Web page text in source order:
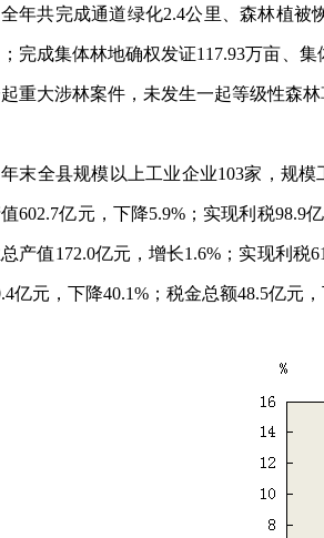
全年共完成通道绿化2.4公里、森林植被
完成集体林地确权发证117.93万亩、
重大涉林案件，未发生一起等级性森
年末全县规模以上工业企业103家，规
602.7亿元，下降5.9%；实现利税98.9
产值172.0亿元，增长1.6%；实现利税
亿元，下降40.1%；税金总额48.5亿元